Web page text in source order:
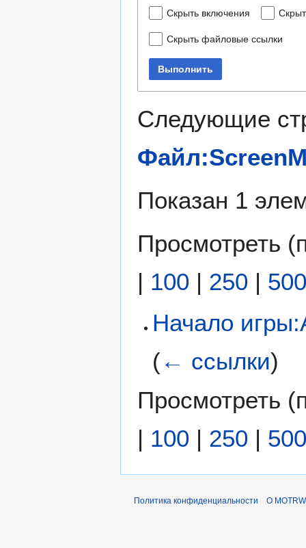
Скрыть включения
Скрыть файловые ссылки
Выполнить
Следующие
Показан 1
Просмотреть (
| 100 | 250 | 500
Начало
(← ссылки)
Просмотреть (
| 100 | 250 | 500
Политика конфиденциальности О